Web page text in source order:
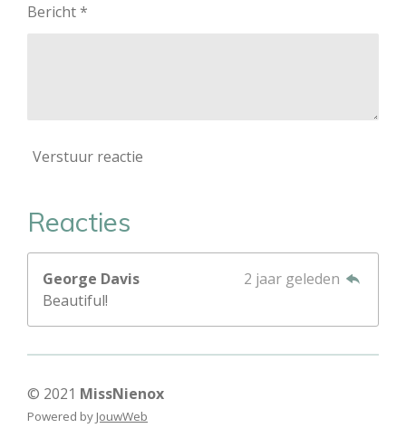
Bericht *
Verstuur reactie
Reacties
George Davis
2 jaar geleden
Beautiful!
© 2021 MissNienox
Powered by JouwWeb